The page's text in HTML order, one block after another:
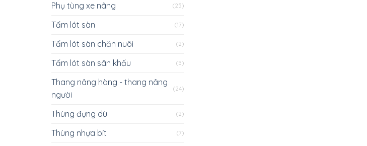
Phụ tùng xe nâng (25)
Tấm lót sàn (17)
Tấm lót sàn chăn nuôi (2)
Tấm lót sàn sân khấu (5)
Thang nâng hàng - thang nâng
người
(24)
Thùng đựng dù (2)
Thùng nhựa bít (7)